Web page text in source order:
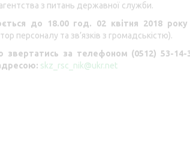
з питань державної служби.
до 18.00 год. 02 квітня 2018
персоналу та зв’язків з громадськістю).
звертатись за телефоном (0512) 53-
skz_rsc_nik@ukr.net